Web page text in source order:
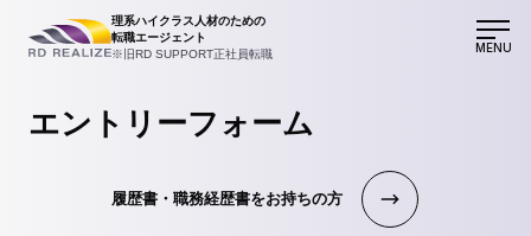
理系ハイクラス人材のための
転職エージェント
※旧RD SUPPORT正社員転職
MENU
エントリーフォーム
履歴書・職務経歴書をお持ちの方